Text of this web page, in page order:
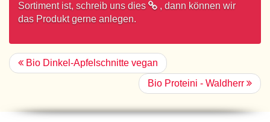
Sortiment ist, schreib uns dies
, dann können wir
das Produkt gerne anlegen.
Bio Dinkel-Apfelschnitte vegan
Bio Proteini - Waldherr